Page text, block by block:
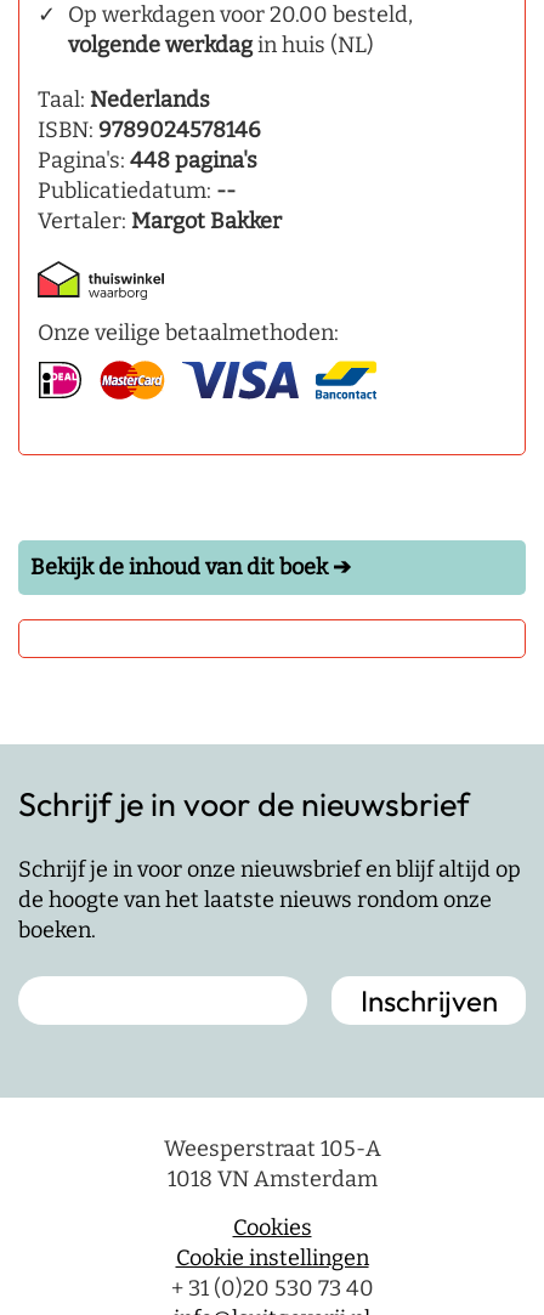
Op werkdagen voor 20.00 besteld,
volgende werkdagin huis (NL)
Taal: Nederlands
ISBN: 9789024578146
Pagina's: 448 pagina's
Publicatiedatum: --
Vertaler: Margot Bakker
Onze veilige betaalmethoden:
Bekijk de inhoud van dit boek ➔
Schrijf je in voor de nieuwsbrief
Schrijf je in voor onze nieuwsbrief en blijf altijd op
de hoogte van het laatste nieuws rondom onze
boeken.
Weesperstraat 105-A
1018 VN Amsterdam
Cookies
Cookie instellingen
+ 31 (0)20 530 73 40